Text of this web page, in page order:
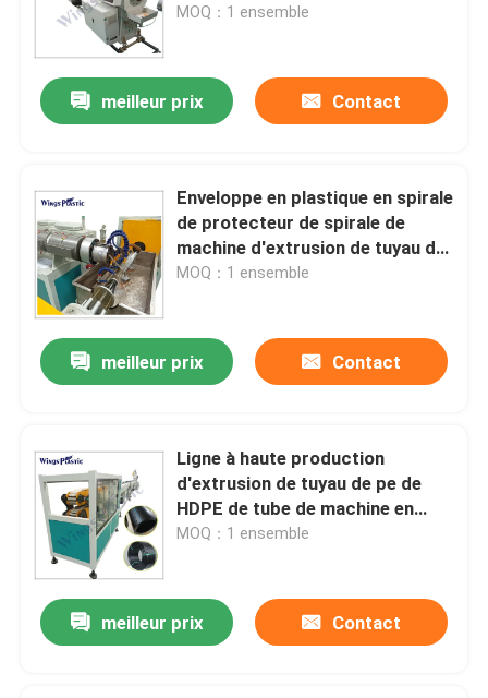
Maison
Au sujet de nous
Visite d'usine
Contrôle de qualité
d'extrudeuse de machine
MOQ：1 ensemble
meilleur prix Contact
Enveloppe en plastique en spirale
de protecteur de spirale de
machine d'extrusion de tuyau de
PE de machine d'extrudeuse de
MOQ：1 ensemble
meilleur prix Contact
Ligne à haute production
d'extrusion de tuyau de pe de
HDPE de tube de machine en
plastique à grande vitesse
MOQ：1 ensemble
meilleur prix Contact